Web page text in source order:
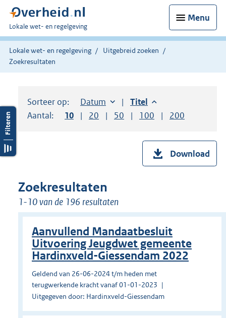
Menu
U
bent
hier:
Lokale wet- en regelgeving
Lokale wet- en regelgeving
Uitgebreid zoeken
Zoekresultaten
Sorteer op: Sorteer op:
Datum aflopendSorteer op:
Titel aflopend
Aantal:
Toon
10 resultaten per pagina
Toon
20 resultaten per pagina
Toon
50 resultaten per pagina
Toon
100 resultaten per
Toon
200
Download
Zoekresultaten
1-10 van de 196 resultaten
Aanvullend Mandaatbesluit
Uitvoering Jeugdwet gemeente
Hardinxveld-Giessendam 2022
Geldend van 26-06-2024 t/m heden met
terugwerkende kracht vanaf 01-01-2023
Uitgegeven door: Hardinxveld-Giessendam